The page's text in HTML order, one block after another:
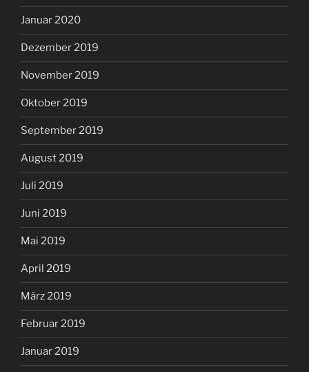
Januar 2020
Dezember 2019
November 2019
Oktober 2019
September 2019
August 2019
Juli 2019
Juni 2019
Mai 2019
April 2019
März 2019
Februar 2019
Januar 2019